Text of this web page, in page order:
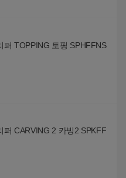
퍼 TOPPING 토핑 SPHFFNS
퍼 CARVING 2 카빙2 SPKFF